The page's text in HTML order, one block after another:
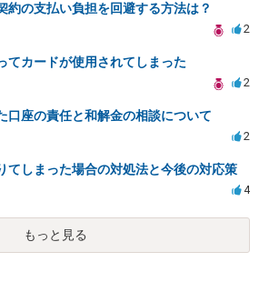
約の支払い負担を回避する方法は？
2
てカードが使用されてしまった
2
口座の責任と和解金の相談について
2
てしまった場合の対処法と今後の対応策
4
もっと見る